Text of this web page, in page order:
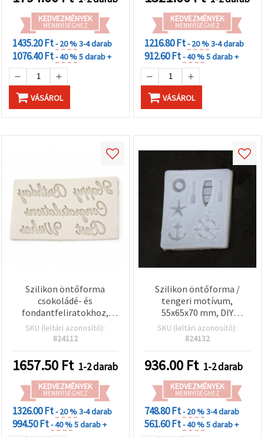
ékszerkészítéshez és
díszítőelemekhez
KEDVEZMÉNYEK
MENNYISÉGHEZ
1435.20 Ft- 20 %3-4 darab
1076.40 Ft- 40 %5 darab +
VÁSÁROL
projektekhez
KEDVEZMÉNYEK
MENNYISÉGHEZ
1216.80 Ft- 20 %3-4 darab
912.60 Ft- 40 %5 darab +
VÁSÁROL
Szilikon öntőforma
csokoládé- és
fondantfeliratokhoz,
díszítő jókívánságok,
125×75×7 mm —
cukrászati dekoráció
SKU (leltári azonosító):
824112
1657.50 Ft 1-2 darab
KEDVEZMÉNYEK
MENNYISÉGHEZ
1326.00 Ft- 20 %3-4 darab
994.50 Ft- 40 %5 darab +
Szilikon öntőforma /
tengeri motívum,
55x65x70 mm, DIY
dekorációs kézműves
projektekhez
SKU (leltári azonosító):
824132
936.00 Ft 1-2 darab
KEDVEZMÉNYEK
MENNYISÉGHEZ
748.80 Ft- 20 %3-4 darab
561.60 Ft- 40 %5 darab +